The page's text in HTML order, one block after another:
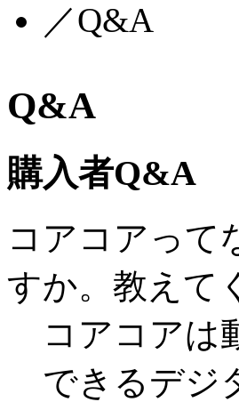
／Q&A
Q&A
購入者Q&A
コアコアって
すか。教えて
コアコアは
できるデジ